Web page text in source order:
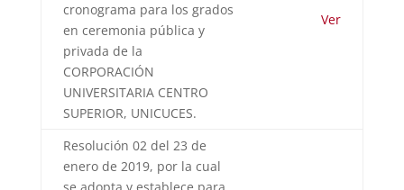
cronograma para los grados
en ceremonia pública y
privada de la
CORPORACIÓN
UNIVERSITARIA CENTRO
SUPERIOR, UNICUCES.
Ver
Resolución 02 del 23 de
enero de 2019, por la cual